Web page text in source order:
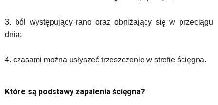
3. ból występujący rano oraz obniżający się w przeciągu
dnia;
4. czasami można usłyszeć trzeszczenie w strefie ścięgna.
Które są podstawy zapalenia ścięgna?